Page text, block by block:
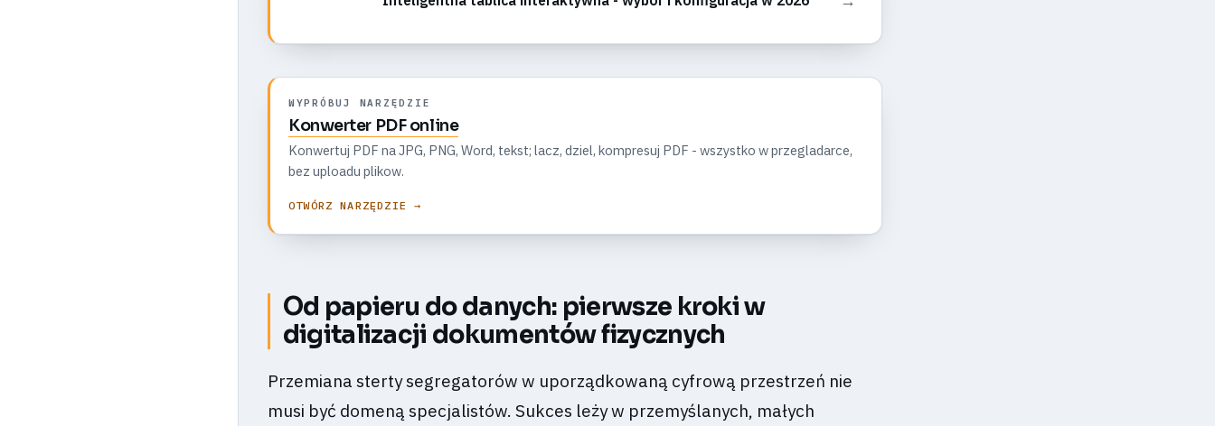
WYPRÓBUJ NARZĘDZIE
Konwerter PDF online
Konwertuj PDF na JPG, PNG, Word, tekst; lacz, dziel, kompresuj PDF - wszystko w przegladarce,
bez uploadu plikow.
OTWÓRZ NARZĘDZIE →
Od papieru do danych: pierwsze kroki w
digitalizacji dokumentów fizycznych
Przemiana sterty segregatorów w uporządkowaną cyfrową przestrzeń nie
musi być domeną specjalistów. Sukces leży w przemyślanych, małych